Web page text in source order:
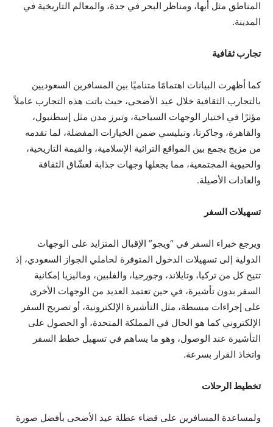
المناطق مثل أبها، ومناظر البحر في جدة، والمعالم التاريخية في
المدينة.
تجارب ثقافية
كما أظهرت البيانات اهتمامًا متناميًا بين المسافرين السعوديين
بالتجارب الثقافية خلال عيد الأضحى، حيث باتت هذه التجارب عاملاً
مؤثرًا في اختيار الوجهات السياحية، وتبرز مدن مثل إسطنبول،
والقاهرة، وجاكرتا، وتبليسي ضمن الخيارات المفضلة، لما تقدمه
من مزيج يجمع بين المواقع التراثية الإسلامية، والقيمة التاريخية،
والحيوية المجتمعية، مما يجعلها وجهات جذابة لعشّاق الثقافة
والعادات الأصيلة.
تسهيلات السفر
ويرجع خبراء السفر في “ويجو” الإقبال المتزايد على الوجهات
الدولية إلى تسهيلات الدخول المتوفرة لحاملي الجواز السعودي، إذ
تتيح كل من تركيا، وتايلاند، وجورجيا، والفلبين، وماليزيا إمكانية
السفر بدون تأشيرة، في حين تعتمد العديد من الوجهات الأخرى
على إجراءات مبسطة، مثل التأشيرة الإلكترونية، أو تصريح السفر
الإلكتروني كما هو الحال في المملكة المتحدة، أو الحصول على
التأشيرة عند الوصول، وهو ما يساهم في تسهيل خطط السفر
واتخاذ القرار بسرعة.
تخطيط الرحلات
ولمساعدة المسافرين على قضاء عطلة عيد الأضحى بأفضل صورة